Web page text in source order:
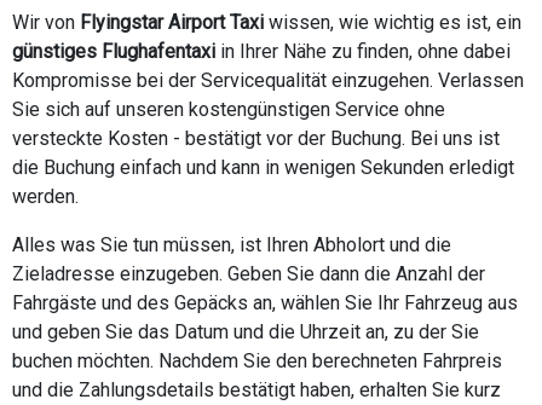
Wir von Flyingstar Airport Taxi wissen, wie wichtig es ist, ein
günstiges Flughafentaxi in Ihrer Nähe zu finden, ohne dabei
Kompromisse bei der Servicequalität einzugehen. Verlassen
Sie sich auf unseren kostengünstigen Service ohne
versteckte Kosten - bestätigt vor der Buchung. Bei uns ist
die Buchung einfach und kann in wenigen Sekunden erledigt
werden.
Alles was Sie tun müssen, ist Ihren Abholort und die
Zieladresse einzugeben. Geben Sie dann die Anzahl der
Fahrgäste und des Gepäcks an, wählen Sie Ihr Fahrzeug aus
und geben Sie das Datum und die Uhrzeit an, zu der Sie
buchen möchten. Nachdem Sie den berechneten Fahrpreis
und die Zahlungsdetails bestätigt haben, erhalten Sie kurz